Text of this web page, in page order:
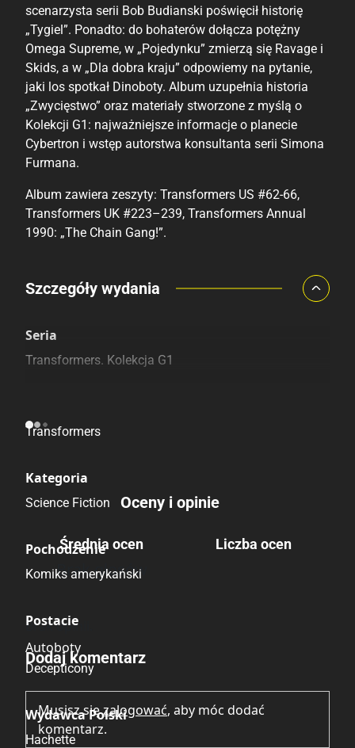
scenarzysta serii Bob Budianski poświęcił historię
„Tygiel”. Ponadto: do bohaterów dołącza potężny
Omega Supreme, w „Pojedynku” zmierzą się Ravage i
Skids, a w „Dla dobra kraju” odpowiemy na pytanie,
jaki los spotkał Dinoboty. Album uzupełnia historia
„Zwycięstwo” oraz materiały stworzone z myślą o
Kolekcji G1: najważniejsze informacje o planecie
Cybertron i wstęp autorstwa konsultanta serii Simona
Furmana.
Album zawiera zeszyty: Transformers US #62-66,
Transformers UK #223–239, Transformers Annual
1990: „The Chain Gang!”.
Porównaj ceny
Szczegóły wydania
Seria
Transformers. Kolekcja G1
Transformers
Kategoria
Science Fiction
Pochodzenie
Komiks amerykański
Postacie
Autoboty
Decepticony
Wydawca Polski
Hachette
Oceny i opinie
Średnia ocen
Brak głosów
Liczba ocen
Brak opinii.
Dodaj komentarz
Musisz sięzalogować, aby móc dodać
komentarz.